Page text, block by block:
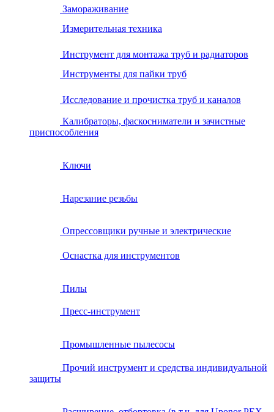
Замораживание
Измерительная техника
Инструмент для монтажа труб и радиаторов
Инструменты для пайки труб
Исследование и прочистка труб и каналов
Калибраторы, фаскосниматели и зачистные
приспособления
Ключи
Нарезание резьбы
Опрессовщики ручные и электрические
Оснастка для инструментов
Пилы
Пресс-инструмент
Промышленные пылесосы
Прочий инструмент и средства индивидуальной
защиты